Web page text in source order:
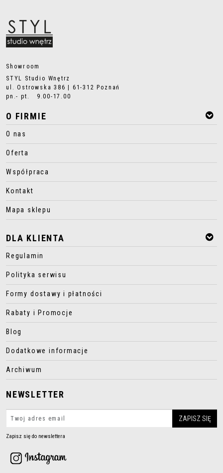
Showroom
STYL Studio Wnętrz
ul. Ostrowska 386 | 61-312 Poznań
pn.- pt. 9.00-17.00
O FIRMIE
O nas
Oferta
Współpraca
Kontakt
Mapa sklepu
DLA KLIENTA
Regulamin
Polityka serwisu
Formy dostawy i płatności
Rabaty i Promocje
Blog
Dodatkowe informacje
Archiwum
NEWSLETTER
Zapisz się do newslettera